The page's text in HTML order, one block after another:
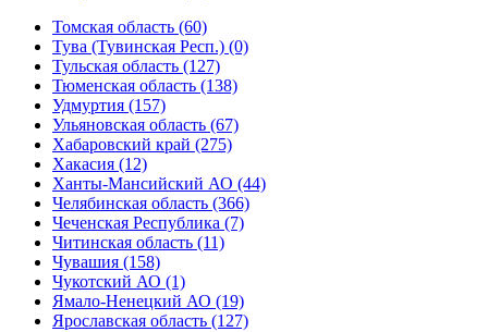
Томская область (60)
Тува (Тувинская Респ.) (0)
Тульская область (127)
Тюменская область (138)
Удмуртия (157)
Ульяновская область (67)
Хабаровский край (275)
Хакасия (12)
Ханты-Мансийский АО (44)
Челябинская область (366)
Чеченская Республика (7)
Читинская область (11)
Чувашия (158)
Чукотский АО (1)
Ямало-Ненецкий АО (19)
Ярославская область (127)